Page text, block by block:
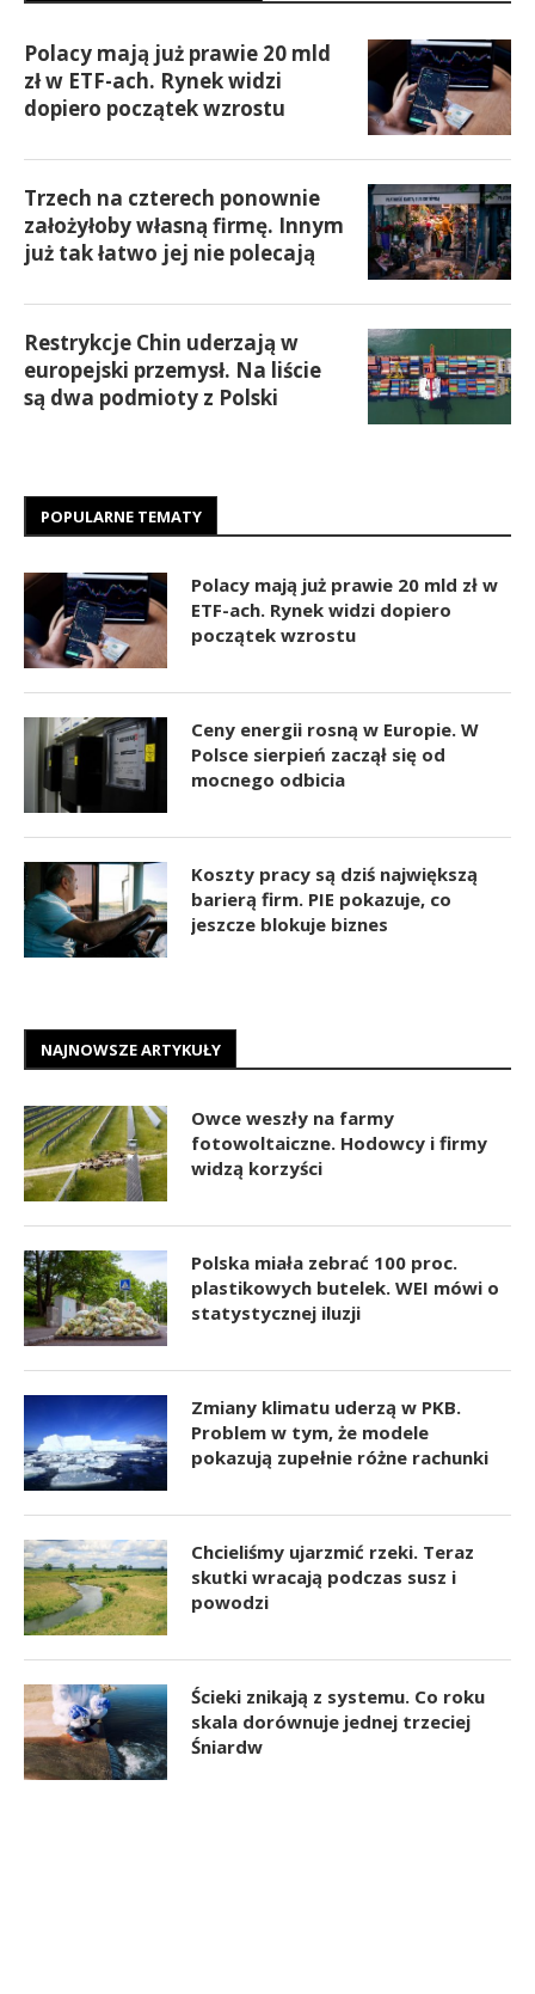
Polacy mają już prawie 20 mld
zł w ETF-ach. Rynek widzi
dopiero początek wzrostu
Trzech na czterech ponownie
założyłoby własną firmę. Innym
już tak łatwo jej nie polecają
Restrykcje Chin uderzają w
europejski przemysł. Na liście
są dwa podmioty z Polski
POPULARNE TEMATY
Polacy mają już prawie 20 mld zł w
ETF-ach. Rynek widzi dopiero
początek wzrostu
Ceny energii rosną w Europie. W
Polsce sierpień zaczął się od
mocnego odbicia
Koszty pracy są dziś największą
barierą firm. PIE pokazuje, co
jeszcze blokuje biznes
NAJNOWSZE ARTYKUŁY
Owce weszły na farmy
fotowoltaiczne. Hodowcy i firmy
widzą korzyści
Polska miała zebrać 100 proc.
plastikowych butelek. WEI mówi o
statystycznej iluzji
Zmiany klimatu uderzą w PKB.
Problem w tym, że modele
pokazują zupełnie różne rachunki
Chcieliśmy ujarzmić rzeki. Teraz
skutki wracają podczas susz i
powodzi
Ścieki znikają z systemu. Co roku
skala dorównuje jednej trzeciej
Śniardw